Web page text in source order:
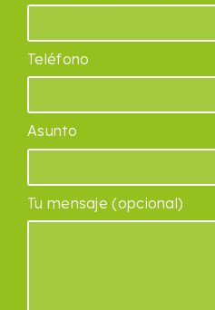
Teléfono
Asunto
Tu mensaje (opcional)